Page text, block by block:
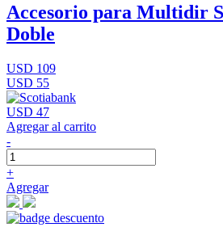
Accesorio para Multidir
Doble
USD 109
USD 55
USD 47
Agregar al carrito
-
+
Agregar